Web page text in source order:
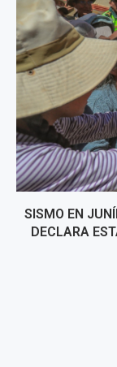
SISMO EN
DECLARA